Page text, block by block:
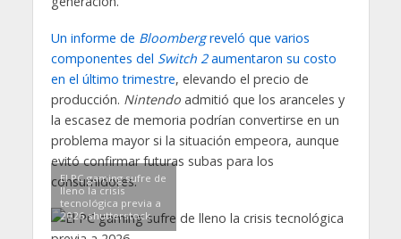
Un informe de Bloombergreveló que varios
componentes del Switch 2aumentaron su costo
en el último trimestre, elevando el precio de
producción. Nintendoadmitió que los aranceles y
la escasez de memoria podrían convertirse en un
problema mayor si la situación empeora, aunque
evitó confirmar futuras subas para los
consumidores.
El PC gaming sufre de
lleno la crisis
tecnológica previa a
2026.shutterstock